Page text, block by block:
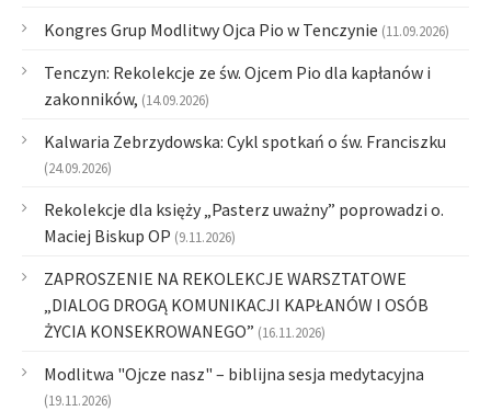
Kongres Grup Modlitwy Ojca Pio w Tenczynie (11.09.2026)
Tenczyn: Rekolekcje ze św. Ojcem Pio dla kapłanów i
zakonników, (14.09.2026)
Kalwaria Zebrzydowska: Cykl spotkań o św. Franciszku
(24.09.2026)
Rekolekcje dla księży „Pasterz uważny” poprowadzi o.
Maciej Biskup OP (9.11.2026)
ZAPROSZENIE NA REKOLEKCJE WARSZTATOWE
„DIALOG DROGĄ KOMUNIKACJI KAPŁANÓW I OSÓB
ŻYCIA KONSEKROWANEGO” (16.11.2026)
Modlitwa "Ojcze nasz" – biblijna sesja medytacyjna
(19.11.2026)